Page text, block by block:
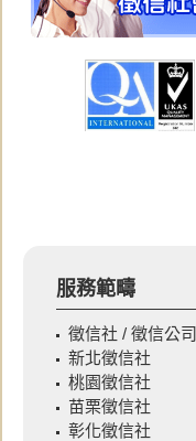
服務範疇
徵信社 / 徵信公司
新北徵信社
桃園徵信社
苗栗徵信社
彰化徵信社